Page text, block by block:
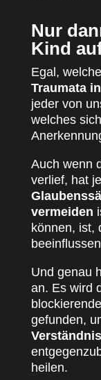
Nur
Kind
Egal, welche
Traumata
jeder von
welches sich
Auch wenn
verlief, hat
vermeiden
können, ist,
Und genau
an. Es wird
gefunden,
heilen.